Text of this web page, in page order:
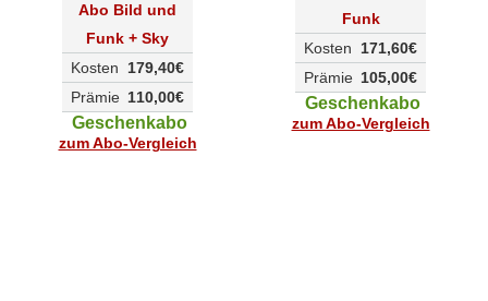
Abo Bild und
Funk + Sky
179,40€
Kosten
110,00€
Prämie
Geschenkabo
zum Abo-Vergleich
Funk
171,60€
Kosten
105,00€
Prämie
Geschenkabo
zum Abo-Vergleich